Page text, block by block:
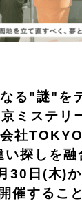
る"謎"を
ミステリ
社
い探しを
日(木)
催するこ